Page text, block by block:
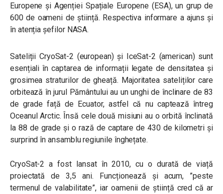
Europene și Agenției Spațiale Europene (ESA), un grup de
600 de oameni de știință. Respectiva informare a ajuns și
în atenția șefilor NASA.
Sateliții CryoSat-2 (european) și IceSat-2 (american) sunt
esențiali în captarea de informații legate de densitatea și
grosimea straturilor de gheață. Majoritatea sateliților care
orbitează în jurul Pământului au un unghi de înclinare de 83
de grade față de Ecuator, astfel că nu captează întreg
Oceanul Arctic. Însă cele două misiuni au o orbită înclinată
la 88 de grade și o rază de captare de 430 de kilometri și
surprind în ansamblu regiunile înghețate.
CryoSat-2 a fost lansat în 2010, cu o durată de viață
proiectată de 3,5 ani. Funcționează și acum, ”peste
termenul de valabilitate”, iar oamenii de știință cred că ar